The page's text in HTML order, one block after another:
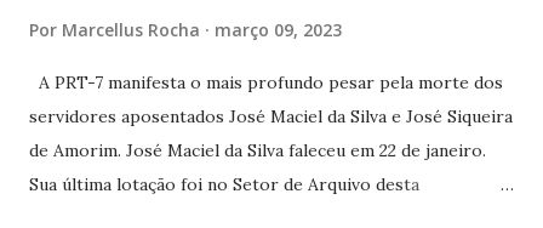
Por Marcellus Rocha março 09, 2023
A PRT-7 manifesta o mais profundo pesar pela morte dos
servidores aposentados José Maciel da Silva e José Siqueira
de Amorim. José Maciel da Silva faleceu em 22 de janeiro.
Sua última lotação foi no Setor de Arquivo desta